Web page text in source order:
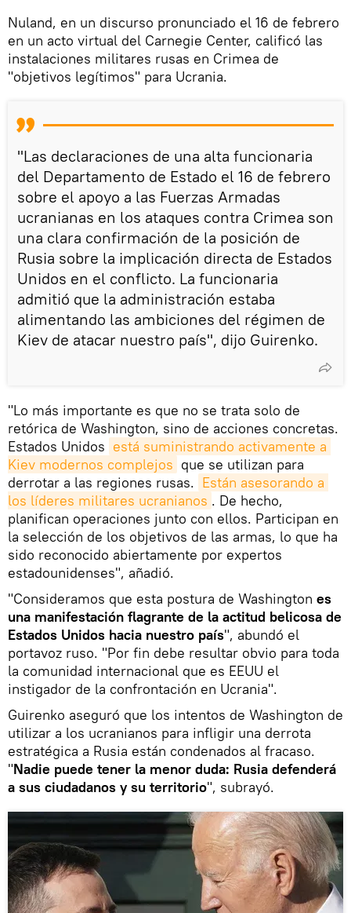
Nuland, en un discurso pronunciado el 16 de febrero
en un acto virtual del Carnegie Center, calificó las
instalaciones militares rusas en Crimea de
"objetivos legítimos" para Ucrania.
"Las declaraciones de una alta funcionaria
del Departamento de Estado el 16 de febrero
sobre el apoyo a las Fuerzas Armadas
ucranianas en los ataques contra Crimea son
una clara confirmación de la posición de
Rusia sobre la implicación directa de Estados
Unidos en el conflicto. La funcionaria
admitió que la administración estaba
alimentando las ambiciones del régimen de
Kiev de atacar nuestro país", dijo Guirenko.
"Lo más importante es que no se trata solo de
retórica de Washington, sino de acciones concretas.
Estados Unidos está suministrando activamente a
Kiev modernos complejos que se utilizan para
derrotar a las regiones rusas. Están asesorando a
los líderes militares ucranianos . De hecho,
planifican operaciones junto con ellos. Participan en
la selección de los objetivos de las armas, lo que ha
sido reconocido abiertamente por expertos
estadounidenses", añadió.
"Consideramos que esta postura de Washington es
una manifestación flagrante de la actitud belicosa de
Estados Unidos hacia nuestro país", abundó el
portavoz ruso. "Por fin debe resultar obvio para toda
la comunidad internacional que es EEUU el
instigador de la confrontación en Ucrania".
Guirenko aseguró que los intentos de Washington de
utilizar a los ucranianos para infligir una derrota
estratégica a Rusia están condenados al fracaso.
"Nadie puede tener la menor duda: Rusia defenderá
a sus ciudadanos y su territorio", subrayó.